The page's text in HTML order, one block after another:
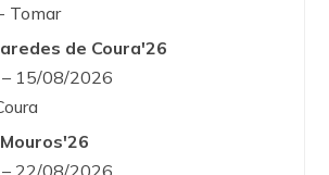
Tomar
de Coura'26
15/08/2026
22/08/2026